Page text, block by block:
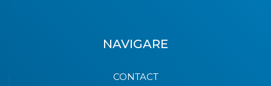
NAVIGARE
CONTACT